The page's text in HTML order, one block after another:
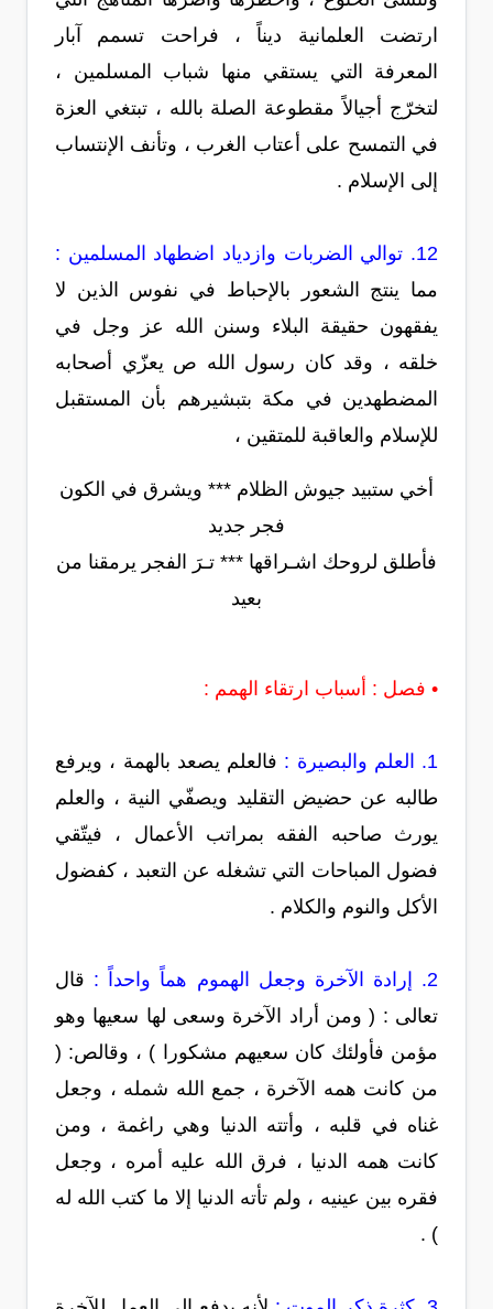
ارتضت العلمانية ديناً ، فراحت تسمم آبار
المعرفة التي يستقي منها شباب المسلمين ،
لتخرّج أجيالاً مقطوعة الصلة بالله ، تبتغي العزة
في التمسح على أعتاب الغرب ، وتأنف الإنتساب
إلى الإسلام .
12. توالي الضربات وازدياد اضطهاد المسلمين :
مما ينتج الشعور بالإحباط في نفوس الذين لا
يفقهون حقيقة البلاء وسنن الله عز وجل في
خلقه ، وقد كان رسول الله ص يعزّي أصحابه
المضطهدين في مكة بتبشيرهم بأن المستقبل
للإسلام والعاقبة للمتقين ،
أخي ستبيد جيوش الظلام *** ويشرق في الكون
فجر جديد
فأطلق لروحك اشـراقها *** تـرَ الفجر يرمقنا من
بعيد
• فصل : أسباب ارتقاء الهمم :
1. العلم والبصيرة :
فالعلم يصعد بالهمة ، ويرفع
طالبه عن حضيض التقليد ويصفّي النية ، والعلم
يورث صاحبه الفقه بمراتب الأعمال ، فيتّقي
فضول المباحات التي تشغله عن التعبد ، كفضول
الأكل والنوم والكلام .
2. إرادة الآخرة وجعل الهموم هماً واحداً :
قال
تعالى : ( ومن أراد الآخرة وسعى لها سعيها وهو
مؤمن فأولئك كان سعيهم مشكورا ) ، وقالص: (
من كانت همه الآخرة ، جمع الله شمله ، وجعل
غناه في قلبه ، وأتته الدنيا وهي راغمة ، ومن
كانت همه الدنيا ، فرق الله عليه أمره ، وجعل
فقره بين عينيه ، ولم تأته الدنيا إلا ما كتب الله له
) .